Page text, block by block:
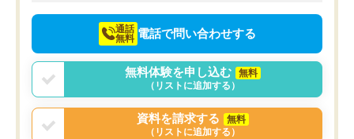
通話
無料 電話で問い合わせする
無料体験を申し込む
無料
（リストに追加する）
資料を請求する
無料
（リストに追加する）